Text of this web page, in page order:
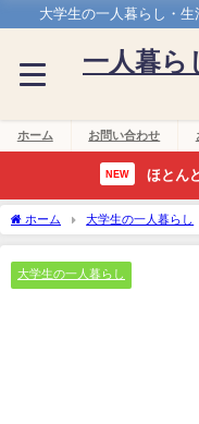
大学生の一人暮らし・
一人暮ら
ホーム お問い合わせ
NEW ほとん
ホーム 大学生の一人暮らし
おすすめしたい過ごし方
大学生の一人暮らし